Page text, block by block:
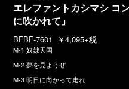
エレファントカシマシ コ
に吹かれて」
BFBF-7601 ￥4,095+税
M-1 奴隷天国
M-2 夢を見ようぜ
M-3 明日に向かって走れ